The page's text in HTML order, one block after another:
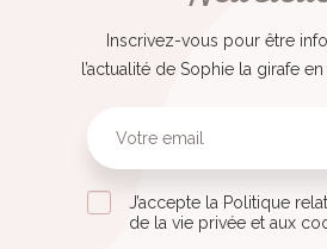
Inscrivez-vous pour être
l’actualité de Sophie la girafe en
J’accepte la Politique
de la vie privée et aux